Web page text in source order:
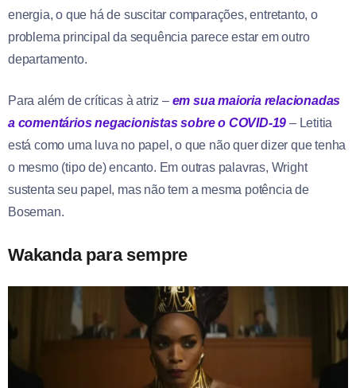
energia, o que há de suscitar comparações, entretanto, o
problema principal da sequência parece estar em outro
departamento.
Para além de críticas à atriz – em sua maioria relacionadas
a comentários negacionistas sobre o COVID-19 – Letitia
está como uma luva no papel, o que não quer dizer que tenha
o mesmo (tipo de) encanto. Em outras palavras, Wright
sustenta seu papel, mas não tem a mesma potência de
Boseman.
Wakanda para sempre